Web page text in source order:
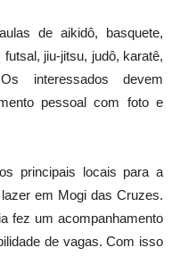
de aikidô, basquete,
jiu-jitsu, judô, karatê,
interessados devem
pessoal com foto e
principais locais para a
em Mogi das Cruzes.
fez um acompanhamento
de vagas. Com isso